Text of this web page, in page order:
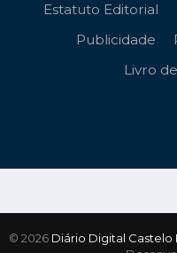
Estatuto Editorial
Publicidade
Livro
© 2026 Diário Digital Castelo